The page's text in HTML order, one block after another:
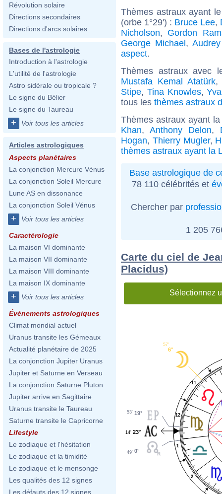
Révolution solaire
Directions secondaires
Directions d'arcs solaires
Bases de l'astrologie
Introduction à l'astrologie
L'utilité de l'astrologie
Astro sidérale ou tropicale ?
Le signe du Bélier
Le signe du Taureau
+ Voir tous les articles
Articles astrologiques
Aspects planétaires
La conjonction Mercure Vénus
La conjonction Soleil Mercure
Lune AS en dissonance
La conjonction Soleil Vénus
+ Voir tous les articles
Caractérologie
La maison VI dominante
La maison VII dominante
La maison VIII dominante
La maison IX dominante
+ Voir tous les articles
Évènements astrologiques
Climat mondial actuel
Uranus transite les Gémeaux
Actualité planétaire de 2025
La conjonction Jupiter Uranus
Jupiter et Saturne en Verseau
La conjonction Saturne Pluton
Jupiter arrive en Sagittaire
Uranus transite le Taureau
Saturne transite le Capricorne
Lifestyle
Le zodiaque et l'hésitation
Le zodiaque et la timidité
Le zodiaque et le mensonge
Les qualités des 12 signes
Les défauts des 12 signes
Thèmes astraux ayant
(orbe 1°29') : Bruce Lee,
Nicholson, Gordon
George Michael,
aspect.
Thèmes astraux avec
Mustafa Kemal Atatürk
Stipe, Tina Knowles,
tous les thèmes astraux
Thèmes astraux ayant
Khan, Anthony Delon,
Hogan, Thierry Mugler,
thèmes astraux ayant la
Base astrologique de
78 110 célébrités et
Chercher par
1 205
Carte du ciel de
Placidus)
Sélectionnez
1
2
11
12
6°
57'
19°
53'
23°
14'
0°
49'